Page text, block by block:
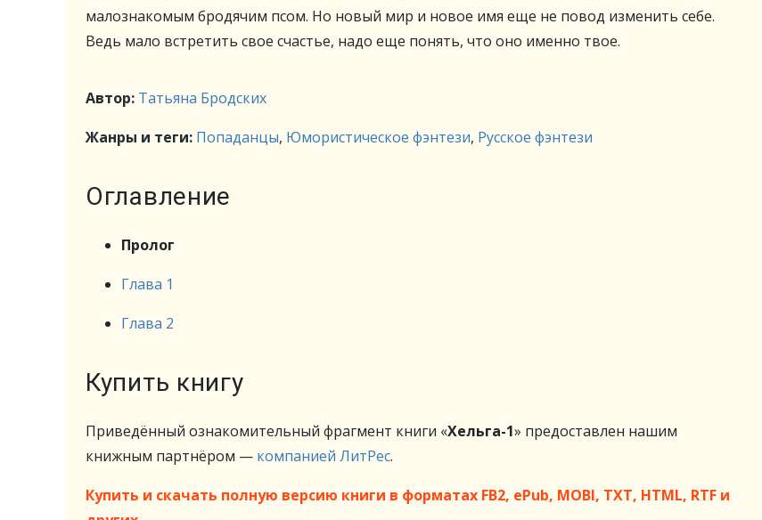
малознакомым бродячим псом. Но новый мир и новое имя еще не повод изменить себе.
Ведь мало встретить свое счастье, надо еще понять, что оно именно твое.
Автор: Татьяна Бродских
Жанры и теги: Попаданцы, Юмористическое фэнтези, Русское фэнтези
Оглавление
Пролог
Глава 1
Глава 2
Купить книгу
Приведённый ознакомительный фрагмент книги «Хельга-1» предоставлен нашим
книжным партнёром — компанией ЛитРес.
Купить и скачать полную версию книги в форматах FB2, ePub, MOBI, TXT, HTML, RTF и